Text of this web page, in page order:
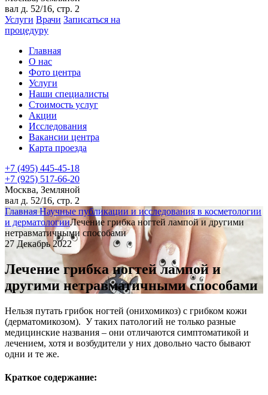
вал д. 52/16, стр. 2
Услуги Врачи Записаться на
процедуру
Главная
О нас
Фото центра
Услуги
Наши специалисты
Стоимость услуг
Акции
Исследования
Вакансии центра
Карта проезда
+7 (495) 445-45-18
+7 (925) 517-66-20
Москва, Земляной
вал д. 52/16, стр. 2
ГлавнаяНаучные публикации и исследования в косметологии
и дерматологииЛечение грибка ногтей лампой и другими
нетравматичными способами
27 Декабрь 2022
Лечение грибка ногтей лампой и
другими нетравматичными способами
Нельзя путать грибок ногтей (онихомикоз) с грибком кожи
(дерматомикозом). У таких патологий не только разные
медицинские названия – они отличаются симптоматикой и
лечением, хотя и возбудители у них довольно часто бывают
одни и те же.
Краткое содержание: